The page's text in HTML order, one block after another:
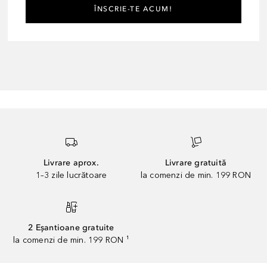
ÎNSCRIE-TE ACUM!
Livrare aprox.
1–3 zile lucrătoare
Livrare gratuită
la comenzi de min. 199 RON
2 Eșantioane gratuite
la comenzi de min. 199 RON ¹